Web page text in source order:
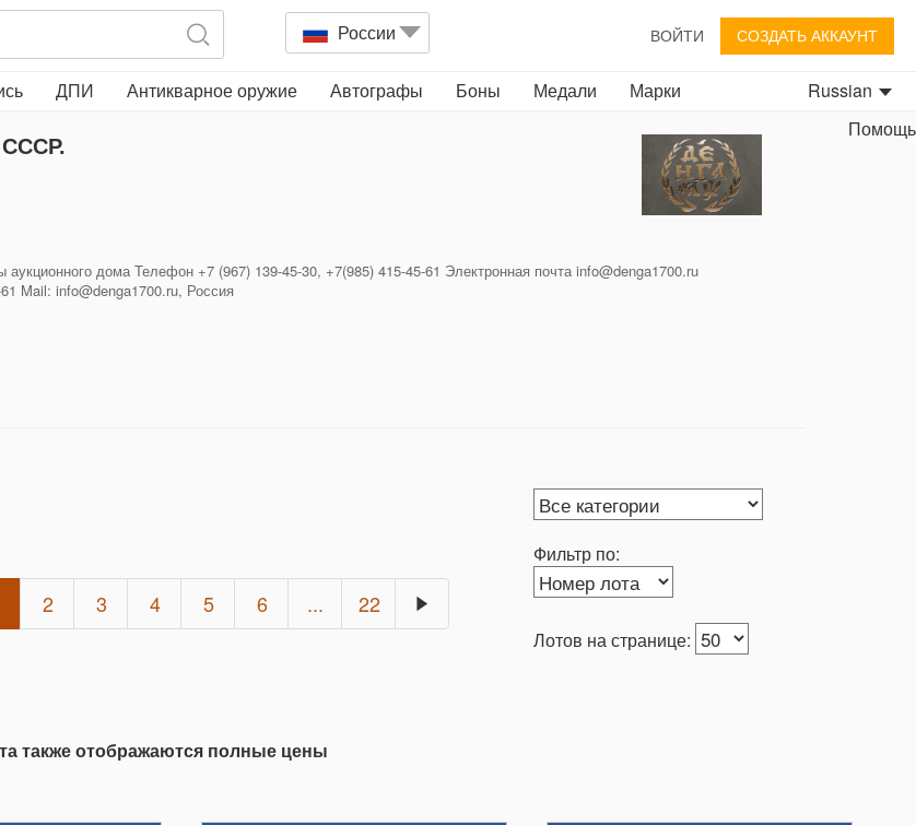
России ВОЙТИ СОЗДАТЬ АККАУНТ
ДПИ Антикварное оружие Автографы Боны Медали Марки
Russian
Помощь
дома Телефон +7 (967) 139-45-30, +7(985) 415-45-61 Электронная почта info@denga1700.ru
Mail: info@denga1700.ru, Россия
Фильтр по:
Лотов на странице:
2 3 4 5 6 ... 22
также отображаются полные цены